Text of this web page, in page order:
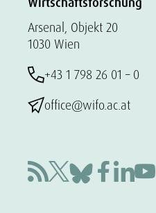
Arsenal, Objekt 20
1030 Wien
+43 1 798 26 01 – 0
office@wifo.ac.at